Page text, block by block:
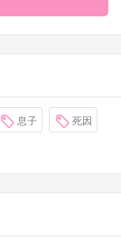
息子 死因